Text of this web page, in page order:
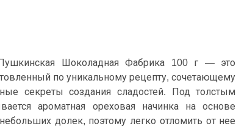
Шоколадная Фабрика 100 г — это
по уникальному рецепту, сочетающему
секреты создания сладостей. Под толстым
ароматная ореховая начинка на основе
долек, поэтому легко отломить от нее